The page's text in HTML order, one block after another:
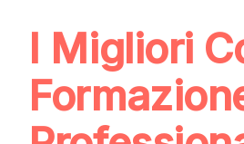
I Migliori